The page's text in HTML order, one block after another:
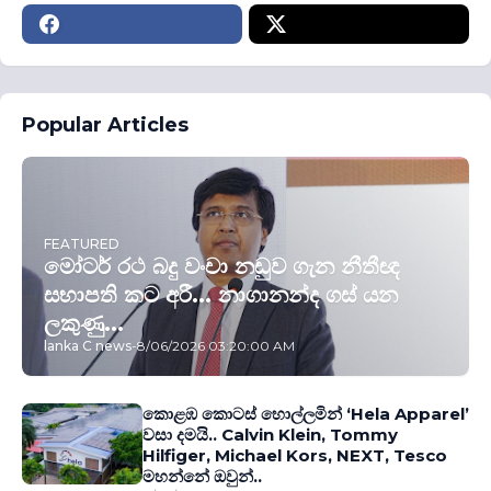
Popular Articles
FEATURED
මෝටර් රථ බදු වංචා නඩුව ගැන නීතීඥ
සභාපති කට අරී... නාගානන්ද ගස් යන
ලකුණු...
lanka C news-8/06/2026 03:20:00 AM
කොළඹ කොටස් හොල්ලමින් ‘Hela Apparel’
වසා දමයි.. Calvin Klein, Tommy
Hilfiger, Michael Kors, NEXT, Tesco
මහන්නේ ඔවුන්..